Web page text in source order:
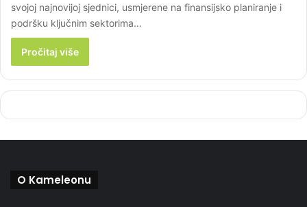
svojoj najnovijoj sjednici, usmjerene na finansijsko planiranje i
podršku ključnim sektorima…
Pročitaj više
O Kameleonu